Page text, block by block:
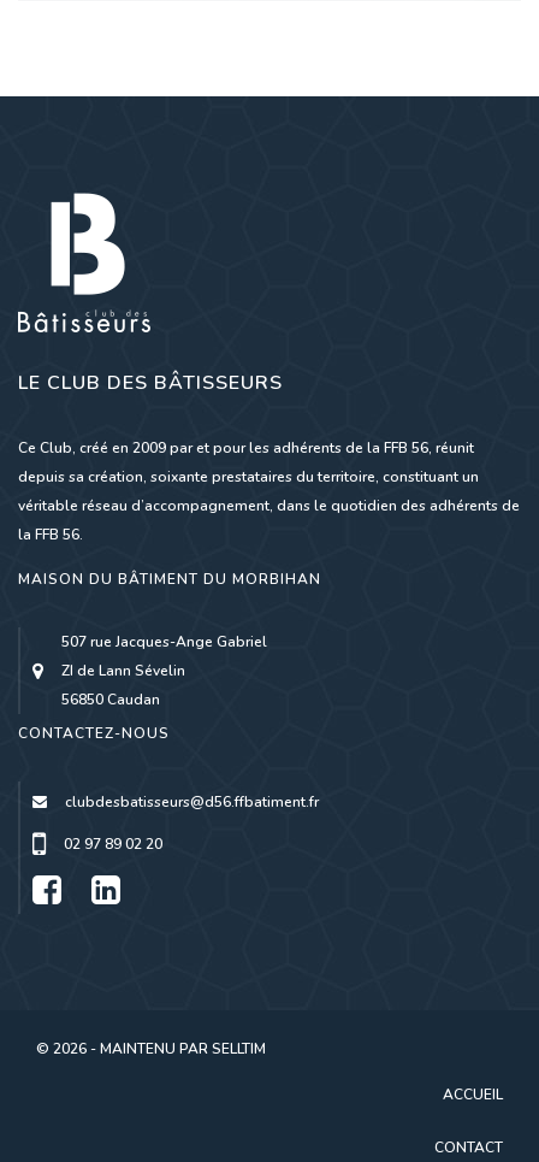
LE CLUB DES BÂTISSEURS
Ce Club, créé en 2009 par et pour les adhérents de la FFB 56, réunit
depuis sa création, soixante prestataires du territoire, constituant un
véritable réseau d’accompagnement, dans le quotidien des adhérents de
la FFB 56.
MAISON DU BÂTIMENT DU MORBIHAN
507 rue Jacques-Ange Gabriel
ZI de Lann Sévelin
56850 Caudan
CONTACTEZ-NOUS
clubdesbatisseurs@d56.ffbatiment.fr
02 97 89 02 20
© 2026 - MAINTENU PARSELLTIM
ACCUEIL
CONTACT